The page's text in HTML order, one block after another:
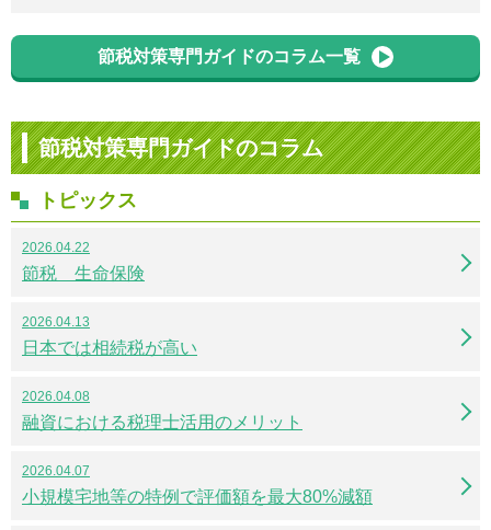
節税対策専門ガイドのコラム一覧
節税対策専門ガイドのコラム
トピックス
2026.04.22
節税 生命保険
2026.04.13
日本では相続税が高い
2026.04.08
融資における税理士活用のメリット
2026.04.07
小規模宅地等の特例で評価額を最大80%減額